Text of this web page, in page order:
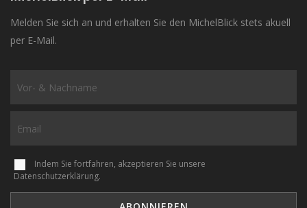
Melden Sie sich an und erhalten Sie den MichelBlick stets akuell
per E-Mail.
Indem Sie fortfahren, akzeptieren Sie unsere
Datenschutzerklärung.